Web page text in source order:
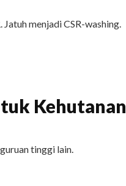
menjadi CSR-washing.
Kehutanan
tinggi lain.